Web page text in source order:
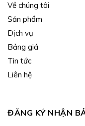
Về chúng tôi
Sản phẩm
Dịch vụ
Bảng giá
Tin tức
Liên hệ
ĐĂNG KÝ NHẬN